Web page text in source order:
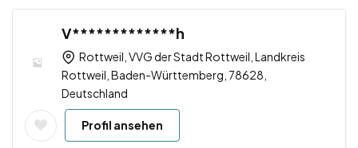
V*************h
Rottweil, VVG der Stadt Rottweil, Landkreis
Rottweil, Baden-Württemberg, 78628,
Deutschland
Profil ansehen